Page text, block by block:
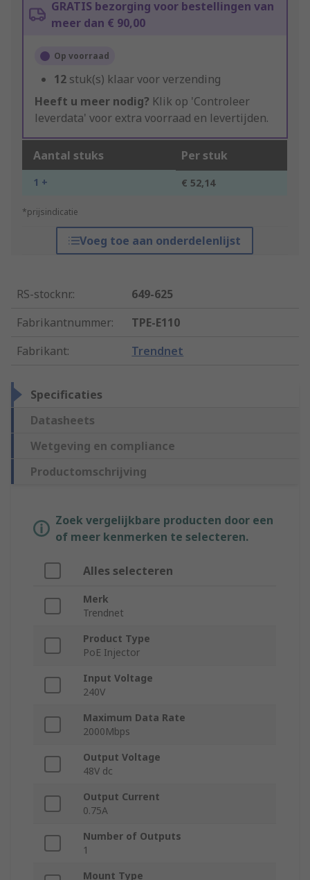
GRATIS bezorging voor bestellingen van
meer dan € 90,00
Op voorraad
12 stuk(s) klaar voor verzending
Heeft u meer nodig? Klik op 'Controleer
leverdata' voor extra voorraad en levertijden.
Aantal stuks Per stuk
1 + € 52,14
*prijsindicatie
Voeg toe aan onderdelenlijst
RS-stocknr.:
649-625
Fabrikantnummer:
TPE-E110
Fabrikant: Trendnet
Specificaties
Datasheets
Wetgeving en compliance
Productomschrijving
Zoek vergelijkbare producten door een
of meer kenmerken te selecteren.
Alles selecteren
Merk
Trendnet
Product Type
PoE Injector
Input Voltage
240V
Maximum Data Rate
2000Mbps
Output Voltage
48V dc
Output Current
0.75A
Number of Outputs
1
Mount Type